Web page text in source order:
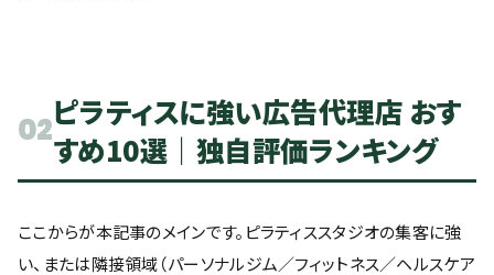
02ピラティスに強い広告代理店 おす
すめ10選｜独自評価ランキング
ここからが本記事のメインです。ピラティススタジオの集客に強
い、または隣接領域（パーソナルジム／フィットネス／ヘルスケア